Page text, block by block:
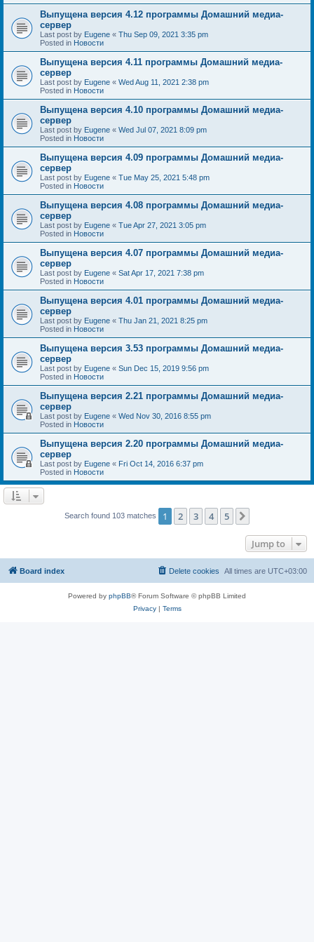
Выпущена версия 4.12 программы Домашний медиа-
сервер
Last post by Eugene « Thu Sep 09, 2021 3:35 pm
Posted in Новости
Выпущена версия 4.11 программы Домашний медиа-
сервер
Last post by Eugene « Wed Aug 11, 2021 2:38 pm
Posted in Новости
Выпущена версия 4.10 программы Домашний медиа-
сервер
Last post by Eugene « Wed Jul 07, 2021 8:09 pm
Posted in Новости
Выпущена версия 4.09 программы Домашний медиа-
сервер
Last post by Eugene « Tue May 25, 2021 5:48 pm
Posted in Новости
Выпущена версия 4.08 программы Домашний медиа-
сервер
Last post by Eugene « Tue Apr 27, 2021 3:05 pm
Posted in Новости
Выпущена версия 4.07 программы Домашний медиа-
сервер
Last post by Eugene « Sat Apr 17, 2021 7:38 pm
Posted in Новости
Выпущена версия 4.01 программы Домашний медиа-
сервер
Last post by Eugene « Thu Jan 21, 2021 8:25 pm
Posted in Новости
Выпущена версия 3.53 программы Домашний медиа-
сервер
Last post by Eugene « Sun Dec 15, 2019 9:56 pm
Posted in Новости
Выпущена версия 2.21 программы Домашний медиа-
сервер
Last post by Eugene « Wed Nov 30, 2016 8:55 pm
Posted in Новости
Выпущена версия 2.20 программы Домашний медиа-
сервер
Last post by Eugene « Fri Oct 14, 2016 6:37 pm
Posted in Новости
Search found 103 matches 1 2 3 4 5
Jump to
Board index All times are UTC+03:00
Delete cookies
Powered by phpBB® Forum Software © phpBB Limited
Privacy| Terms